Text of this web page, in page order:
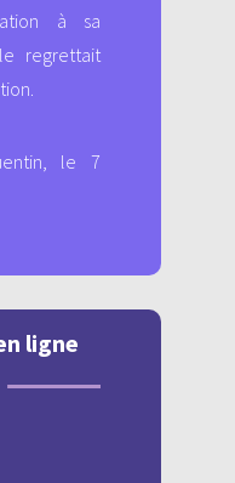
à sa
regrettait
le 7
ligne